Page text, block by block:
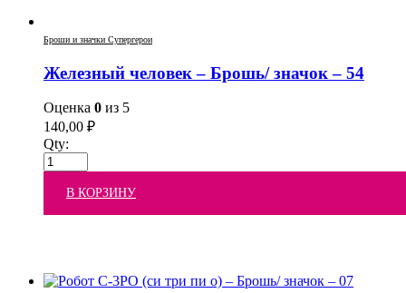
Броши и значки Супергерои
Железный человек – Брошь/ значок – 54
Оценка 0 из 5
140,00 ₽
Qty:
В КОРЗИНУ